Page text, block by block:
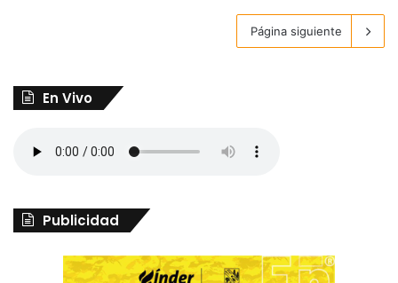
Página siguiente
En Vivo
Publicidad